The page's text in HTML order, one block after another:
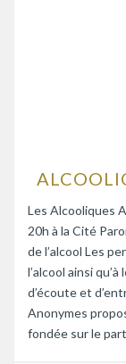
Les Alcooliques
20h à la Cité
de l’alcool Les
l’alcool ainsi
d’écoute et
Anonymes
fondée sur le